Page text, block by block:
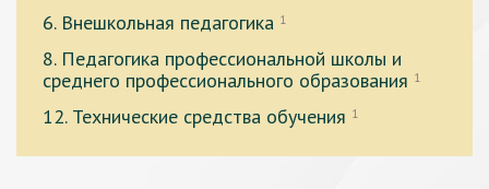
6. Внешкольная педагогика 1
8. Педагогика профессиональной школы и
среднего профессионального образования 1
12. Технические средства обучения 1